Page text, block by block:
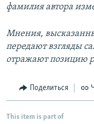
фамилия автора
Мнения,
передают взгляды
отражают позицию
Поделиться
This item is part of